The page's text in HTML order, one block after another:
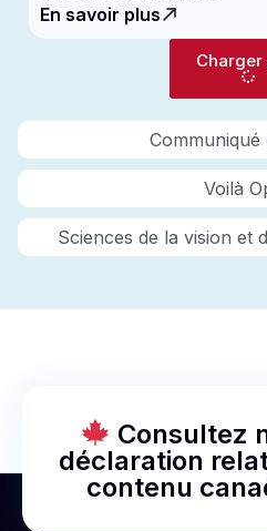
Communiqué
Voilà
Sciences de la vision et
En savoir plus
Charger
Consultez
déclaration
contenu